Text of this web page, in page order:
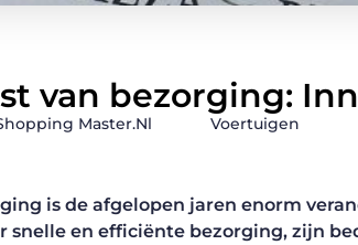
van bezorging:
Master.nl Voertuigen
is de afgelopen jaren enorm
snelle en efficiënte bezorging, zijn